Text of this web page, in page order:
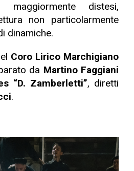
distesi,
non particolarmente
dinamiche.
Coro Lirico Marchigiano
da Martino Faggiani
“D. Zamberletti”, diretti
.